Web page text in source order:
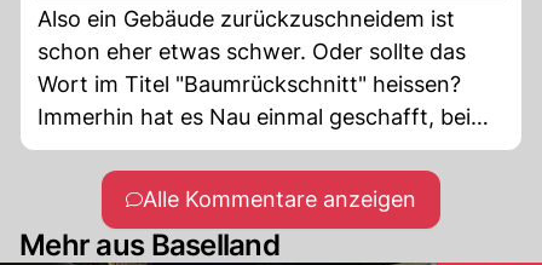
Also ein Gebäude zurückzuschneidem ist
schon eher etwas schwer. Oder sollte das
Wort im Titel "Baumrückschnitt" heissen?
Immerhin hat es Nau einmal geschafft, bei
einem Bericht über Oberwil BL auch
tatsächlich ein Bild aus Oberwil BL zu
verwenden!
Alle Kommentare anzeigen
Mehr aus Baselland